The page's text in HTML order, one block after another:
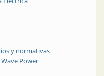
y normativas
Wave Power